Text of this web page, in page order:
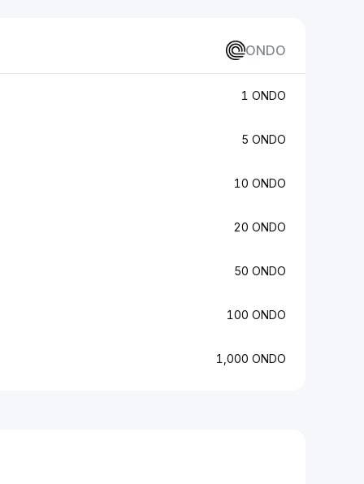
ONDO
1 ONDO
5 ONDO
10 ONDO
20 ONDO
50 ONDO
100 ONDO
1,000 ONDO